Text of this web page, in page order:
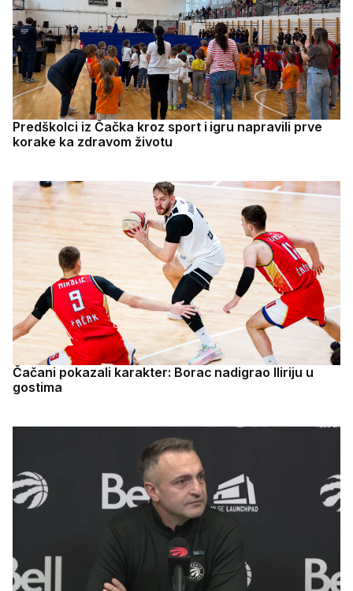
Predškolci iz Čačka kroz sport i igru napravili prve
korake ka zdravom životu
Čačani pokazali karakter: Borac nadigrao Iliriju u
gostima